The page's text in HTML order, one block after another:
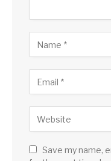
Save my name,